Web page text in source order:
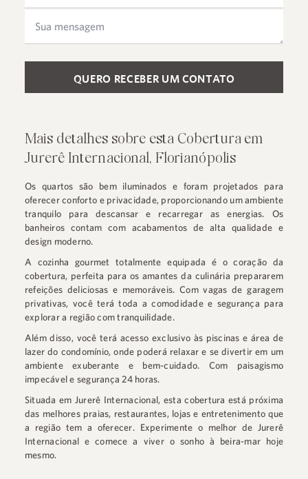
Please leave this field empty.
Mais detalhes sobre esta Cobertura em
Jurerê Internacional, Florianópolis
Os quartos são bem iluminados e foram projetados para
oferecer conforto e privacidade, proporcionando um ambiente
tranquilo para descansar e recarregar as energias. Os
banheiros contam com acabamentos de alta qualidade e
design moderno.
A cozinha gourmet totalmente equipada é o coração da
cobertura, perfeita para os amantes da culinária prepararem
refeições deliciosas e memoráveis. Com vagas de garagem
privativas, você terá toda a comodidade e segurança para
explorar a região com tranquilidade.
Além disso, você terá acesso exclusivo às piscinas e área de
lazer do condomínio, onde poderá relaxar e se divertir em um
ambiente exuberante e bem-cuidado. Com paisagismo
impecável e segurança 24 horas.
Situada em Jurerê Internacional, esta cobertura está próxima
das melhores praias, restaurantes, lojas e entretenimento que
a região tem a oferecer. Experimente o melhor de Jurerê
Internacional e comece a viver o sonho à beira-mar hoje
mesmo.